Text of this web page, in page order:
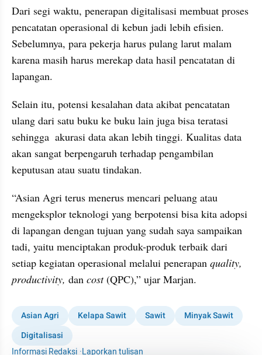
Dari segi waktu, penerapan digitalisasi membuat proses
pencatatan operasional di kebun jadi lebih efisien.
Sebelumnya, para pekerja harus pulang larut malam
karena masih harus merekap data hasil pencatatan di
lapangan.
Selain itu, potensi kesalahan data akibat pencatatan
ulang dari satu buku ke buku lain juga bisa teratasi
sehingga  akurasi data akan lebih tinggi. Kualitas data
akan sangat berpengaruh terhadap pengambilan
keputusan atau suatu tindakan.
“Asian Agri terus menerus mencari peluang atau
mengeksplor teknologi yang berpotensi bisa kita adopsi
di lapangan dengan tujuan yang sudah saya sampaikan
tadi, yaitu menciptakan produk-produk terbaik dari
setiap kegiatan operasional melalui penerapan quality,
productivity, dan cost (QPC),” ujar Marjan.
Asian Agri Kelapa Sawit Sawit
Minyak Sawit
Digitalisasi
Informasi Redaksi ·Laporkan tulisan